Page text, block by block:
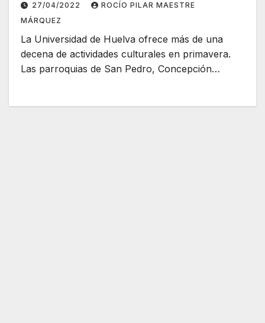
27/04/2022
ROCÍO PILAR MAESTRE
MÁRQUEZ
La Universidad de Huelva ofrece más de una
decena de actividades culturales en primavera.
Las parroquias de San Pedro, Concepción…